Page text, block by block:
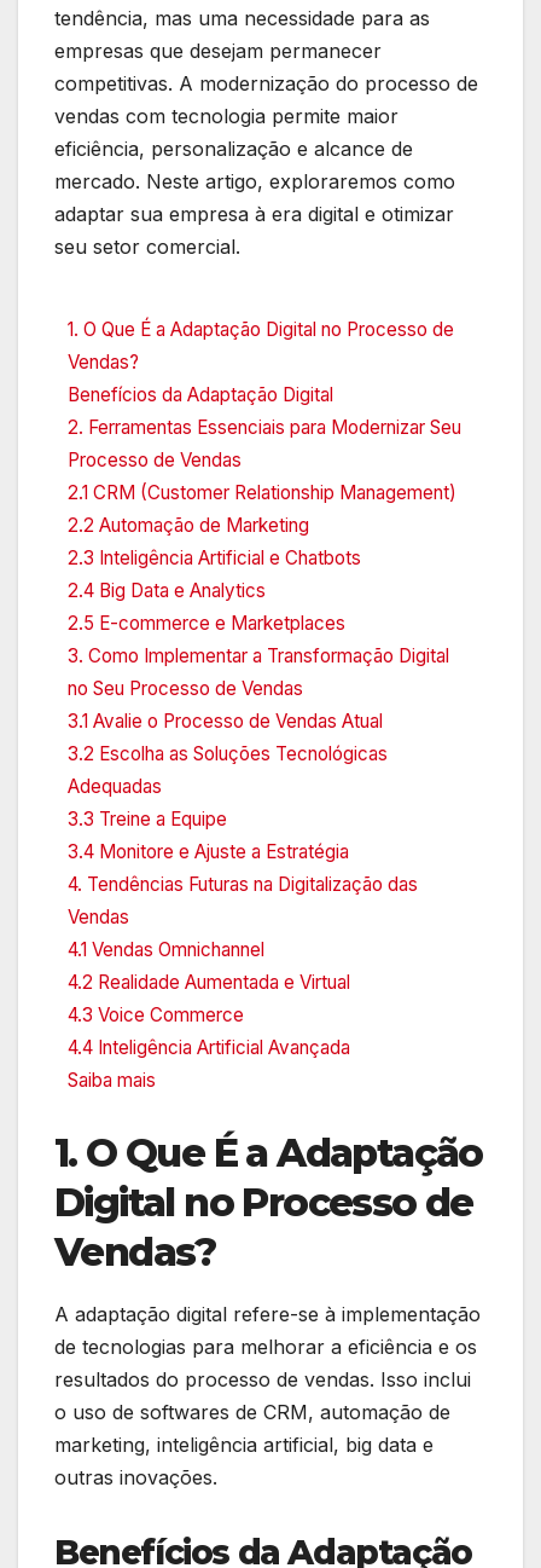
tendência, mas uma necessidade para as
empresas que desejam permanecer
competitivas. A modernização do processo de
vendas com tecnologia permite maior
eficiência, personalização e alcance de
mercado. Neste artigo, exploraremos como
adaptar sua empresa à era digital e otimizar
seu setor comercial.
1. O Que É a Adaptação Digital no Processo de
Vendas?
Benefícios da Adaptação Digital
2. Ferramentas Essenciais para Modernizar Seu
Processo de Vendas
2.1 CRM (Customer Relationship Management)
2.2 Automação de Marketing
2.3 Inteligência Artificial e Chatbots
2.4 Big Data e Analytics
2.5 E-commerce e Marketplaces
3. Como Implementar a Transformação Digital
no Seu Processo de Vendas
3.1 Avalie o Processo de Vendas Atual
3.2 Escolha as Soluções Tecnológicas
Adequadas
3.3 Treine a Equipe
3.4 Monitore e Ajuste a Estratégia
4. Tendências Futuras na Digitalização das
Vendas
4.1 Vendas Omnichannel
4.2 Realidade Aumentada e Virtual
4.3 Voice Commerce
4.4 Inteligência Artificial Avançada
Saiba mais
1. O Que É a Adaptação
Digital no Processo de
Vendas?
A adaptação digital refere-se à implementação
de tecnologias para melhorar a eficiência e os
resultados do processo de vendas. Isso inclui
o uso de softwares de CRM, automação de
marketing, inteligência artificial, big data e
outras inovações.
Benefícios da Adaptação